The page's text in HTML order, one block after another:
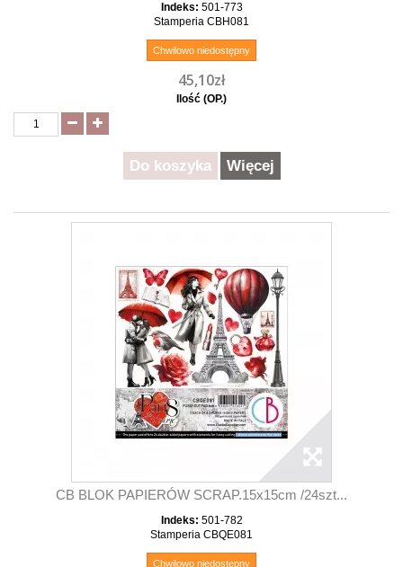
Indeks: 501-773
Stamperia CBH081
Chwilowo niedostępny
45,10zł
Ilość (OP.)
Do koszyka Więcej
CB BLOK PAPIERÓW SCRAP.15x15cm /24szt...
Indeks: 501-782
Stamperia CBQE081
Chwilowo niedostępny